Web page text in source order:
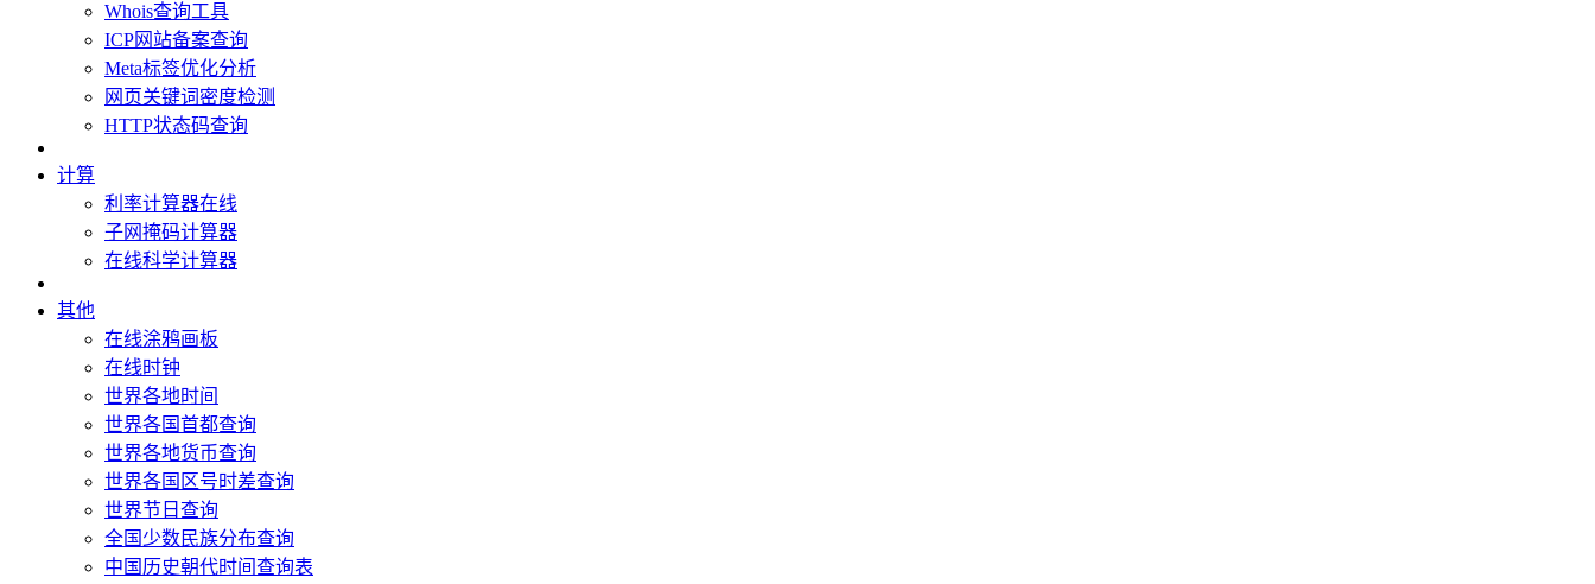
Whois查询工具
ICP网站备案查询
Meta标签优化分析
网页关键词密度检测
HTTP状态码查询
计算
利率计算器在线
子网掩码计算器
在线科学计算器
其他
在线涂鸦画板
在线时钟
世界各地时间
世界各国首都查询
世界各地货币查询
世界各国区号时差查询
世界节日查询
全国少数民族分布查询
中国历史朝代时间查询表